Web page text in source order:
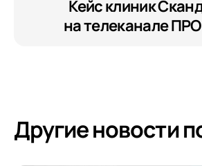
Кейс клиник
на телеканале
Другие новости